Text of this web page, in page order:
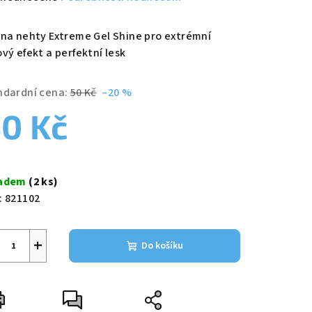
nehty Extreme Gel Shine pro extrémní
efekt a perfektní lesk
cena: 50 Kč –20 %
Kč
(2 ks)
821102
+ Do košíku